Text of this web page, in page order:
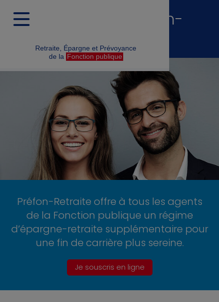
Retraite, Épargne et Prévoyance
de la Fonction publique
La solution Préfon-
Préfon-Retraite offre à tous les agents
de la Fonction publique un régime
d’épargne-retraite supplémentaire pour
une fin de carrière plus sereine.
Je souscris en ligne